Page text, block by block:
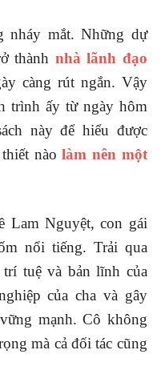
mắt. Những dự
thành nhà lãnh đạo
càng rút ngắn. Vậy
trình ấy từ ngày hôm
này để hiểu được
nào làm nên một
Lam Nguyệt, con gái
nổi tiếng. Trải qua
tuệ và bản lĩnh của
của cha và gây
mạnh. Cô không
mà cả đối tác cũng